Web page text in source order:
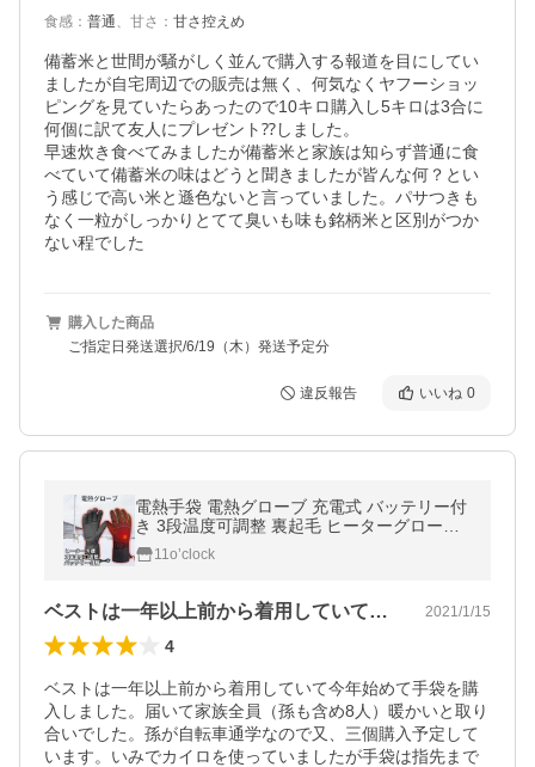
食感 ： 普通、 甘さ ： 甘さ控えめ
備蓄米と世間が騒がしく並んで購入する報道を目にしてい
ましたが自宅周辺での販売は無く、何気なくヤフーショッ
ピングを見ていたらあったので10キロ購入し5キロは3合に
何個に訳て友人にプレゼント⁇しました。
早速炊き食べてみましたが備蓄米と家族は知らず普通に食
べていて備蓄米の味はどうと聞きましたが皆んな何？とい
う感じで高い米と遜色ないと言っていました。パサつきも
なく一粒がしっかりとてて臭いも味も銘柄米と区別がつか
ない程でした
購入した商品
ご指定日発送選択/6/19（木）発送予定分
違反報告 いいね 0
電熱手袋 電熱グローブ 充電式 バッテリー付
き 3段温度可調整 裏起毛 ヒーターグローブ
寒さ対策 バイク 現場作業 アウトドア用 男女
兼用11o’clock
ベストは一年以上前から着用していて今年… 2021/1/15
4
ベストは一年以上前から着用していて今年始めて手袋を購
入しました。届いて家族全員（孫も含め8人）暖かいと取り
合いでした。孫が自転車通学なので又、三個購入予定して
います。いみでカイロを使っていましたが手袋は指先まで